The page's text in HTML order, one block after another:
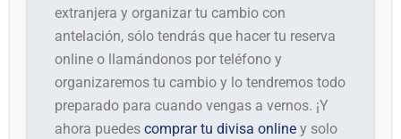
extranjera y organizar tu cambio con
antelación, sólo tendrás que hacer tu reserva
online o llamándonos por teléfono y
organizaremos tu cambio y lo tendremos todo
preparado para cuando vengas a vernos. ¡Y
ahora puedescomprar tu divisa onliney solo